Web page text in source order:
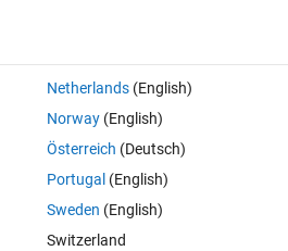
0 voti
out the volumetric then slice the image
one know pls explain are give me
Netherlands(English)
Norway(English)
Österreich (Deutsch)
Portugal (English)
Sweden (English)
Switzerland